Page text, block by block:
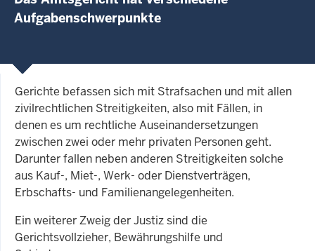
Aufgabenschwerpunkte
Gerichte befassen sich mit Strafsachen und mit allen
zivilrechtlichen Streitigkeiten, also mit Fällen, in
denen es um rechtliche Auseinandersetzungen
zwischen zwei oder mehr privaten Personen geht.
Darunter fallen neben anderen Streitigkeiten solche
aus Kauf-, Miet-, Werk- oder Dienstverträgen,
Erbschafts- und Familienangelegenheiten.
Ein weiterer Zweig der Justiz sind die
Gerichtsvollzieher, Bewährungshilfe und